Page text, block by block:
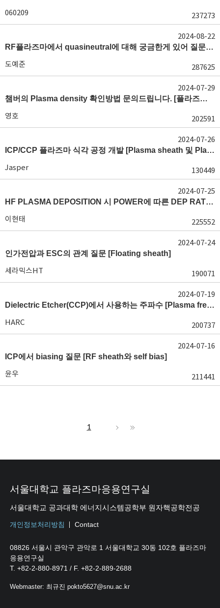
060209 237273
RF플라즈마에서 quasineutral에 대해 궁금한게 있어 질문글 올립니다.[quasineutral]
도예준 287625
2024-08-22
챔버의 Plasma density 확인방법 문의드립니다. [플라즈마 모니터링, OES, LP]
영호 202591
2024-07-29
ICP/CCP 플라즈마 식각 공정 개발 [Plasma sheath 및 Plasma generation]
Jasper 130449
2024-07-26
HF PLASMA DEPOSITION 시 POWER에 따른 DEP RATE 변화 [장비 플라즈마, Rate constant]
이현태 225552
2024-07-25
인가전압과 ESC의 관계 질문 [Floating sheath]
세라믹스HT 190071
2024-07-24
Dielectric Etcher(CCP)에서 사용하는 주파수 [Plasma frequency 및 RF sheath]
HARC 200737
2024-07-19
ICP에서 biasing 질문 [RF sheath와 self bias]
윤우 211441
2024-07-16
1
서울대학교 플라즈마응용연구실
서울대학교 공과대학 에너지시스템공학부 원자핵공학전공
개인정보처리방침 Contact
08826 서울시 관악구 관악로 1 서울대학교 30동 102호 플라즈마
응용연구실
T. +82-2-880-8971 / F. +82-2-889-2688
Webmaster: 최규진 pokto5627@snu.ac.kr